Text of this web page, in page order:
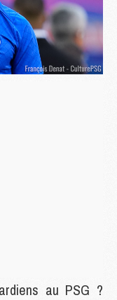
au PSG ?